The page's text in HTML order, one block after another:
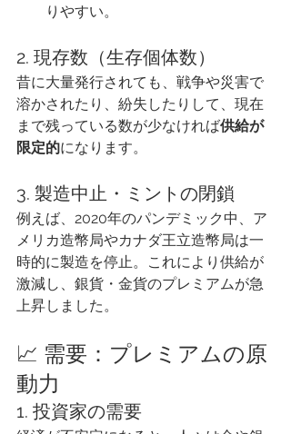
りやすい。
2. 現存数（生存個体数）
昔に大量発行されても、戦争や災害で
溶かされたり、紛失したりして、現在
まで残っている数が少なければ供給が
限定的になります。
3. 製造中止・ミントの閉鎖
例えば、2020年のパンデミック中、ア
メリカ造幣局やカナダ王立造幣局は一
時的に製造を停止。これにより供給が
激減し、銀貨・金貨のプレミアムが急
上昇しました。
📈 需要：プレミアムの原
動力
1. 投資家の需要